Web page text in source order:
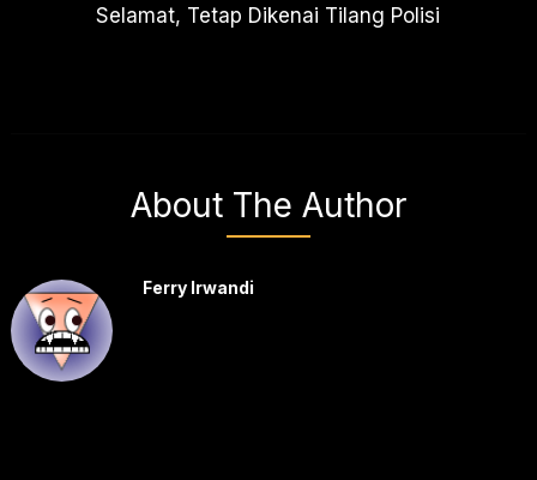
Selamat, Tetap Dikenai Tilang Polisi
About The Author
Ferry Irwandi